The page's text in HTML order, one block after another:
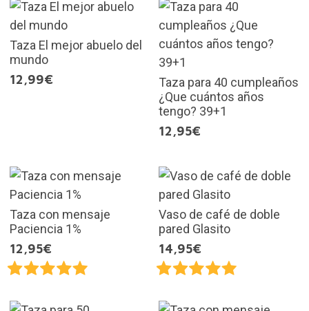
Taza El mejor abuelo del
mundo
12,99€
Taza para 40 cumpleaños
¿Que cuántos años
tengo? 39+1
12,95€
Taza con mensaje
Paciencia 1%
12,95€
Vaso de café de doble
pared Glasito
14,95€